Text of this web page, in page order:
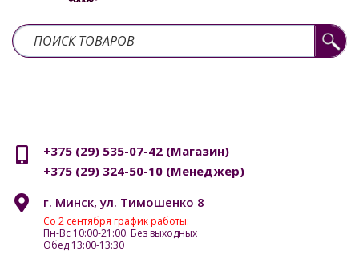
+375 (29) 535-07-42 (Магазин)
+375 (29) 324-50-10 (Менеджер)
г. Минск, ул. Тимошенко 8
Со 2 сентября график работы:
Пн-Вс 10:00-21:00. Без выходных
Обед 13:00-13:30